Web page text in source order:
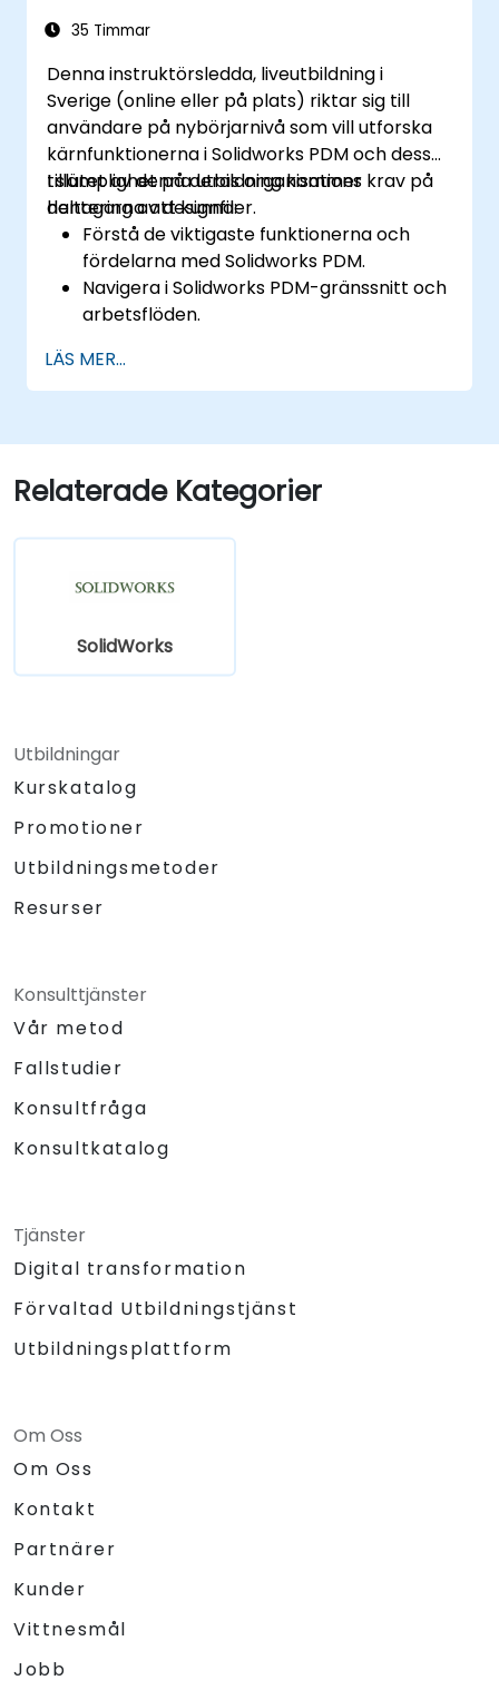
35 Timmar
Denna instruktörsledda, liveutbildning i
Sverige (online eller på plats) riktar sig till
användare på nybörjarnivå som vill utforska
kärnfunktionerna i Solidworks PDM och dess
tillämplighet på deras organisations krav på
hantering av designfiler.
I slutet av denna utbildning kommer
deltagarna att kunna:
Förstå de viktigaste funktionerna och
fördelarna med Solidworks PDM.
Navigera i Solidworks PDM-gränssnitt och
arbetsflöden.
slutanvändaruppgifter som in- och
utcheckning av filer, versionshantering
Utforska administrativa funktioner,
inklusive valvkonfiguration,
användarbehörigheter och anpassning
av Solidworks PDM på flera
LÄS MER...
Relaterade Kategorier
SolidWorks
Utbildningar
Kurskatalog
Promotioner
Utbildningsmetoder
Resurser
Konsulttjänster
Vår metod
Fallstudier
Konsultfråga
Konsultkatalog
Tjänster
Digital transformation
Förvaltad Utbildningstjänst
Utbildningsplattform
Om Oss
Om Oss
Kontakt
Partnärer
Kunder
Vittnesmål
Jobb